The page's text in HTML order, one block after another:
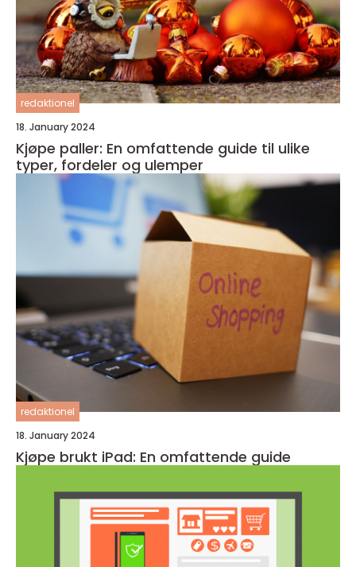
redaktionel
18. January 2024
Kjøpe paller: En omfattende guide til ulike
typer, fordeler og ulemper
redaktionel
18. January 2024
Kjøpe brukt iPad: En omfattende guide